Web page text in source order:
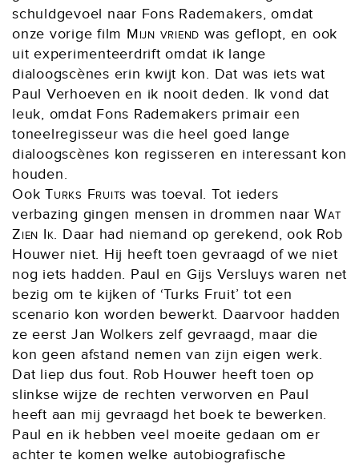
schuldgevoel naar Fons Rademakers, omdat
onze vorige film Mijn vriend was geflopt, en ook
uit experimenteerdrift omdat ik lange
dialoogscènes erin kwijt kon. Dat was iets wat
Paul Verhoeven en ik nooit deden. Ik vond dat
leuk, omdat Fons Rademakers primair een
toneelregisseur was die heel goed lange
dialoogscènes kon regisseren en interessant kon
houden.
OokTurks Fruits was toeval. Tot ieders
verbazing gingen mensen in drommen naarWat
Zien Ik. Daar had niemand op gerekend, ook Rob
Houwer niet. Hij heeft toen gevraagd of we niet
nog iets hadden. Paul en Gijs Versluys waren net
bezig om te kijken of ‘Turks Fruit’ tot een
scenario kon worden bewerkt. Daarvoor hadden
ze eerst Jan Wolkers zelf gevraagd, maar die
kon geen afstand nemen van zijn eigen werk.
Dat liep dus fout. Rob Houwer heeft toen op
slinkse wijze de rechten verworven en Paul
heeft aan mij gevraagd het boek te bewerken.
Paul en ik hebben veel moeite gedaan om er
achter te komen welke autobiografische